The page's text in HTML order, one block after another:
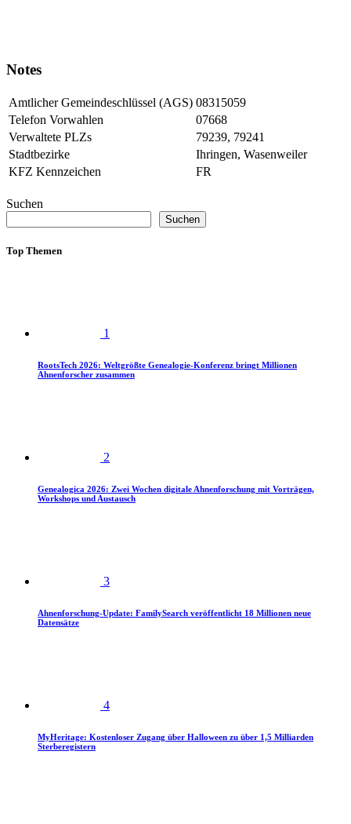
Notes
Amtlicher Gemeindeschlüssel (AGS) 08315059
Telefon Vorwahlen
07668
Verwaltete PLZs
79239, 79241
Stadtbezirke
Ihringen, Wasenweiler
KFZ Kennzeichen
FR
Suchen
Suchen
Top Themen
1
RootsTech 2026: Weltgrößte Genealogie-Konferenz bringt Millionen
Ahnenforscher zusammen
2
Genealogica 2026: Zwei Wochen digitale Ahnenforschung mit Vorträgen,
Workshops und Austausch
3
Ahnenforschung-Update: FamilySearch veröffentlicht 18 Millionen neue
Datensätze
4
MyHeritage: Kostenloser Zugang über Halloween zu über 1,5 Milliarden
Sterberegistern